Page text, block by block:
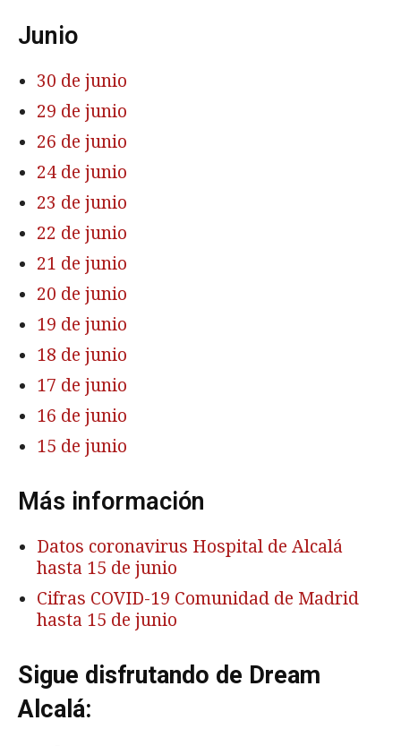
Junio
30 de junio
29 de junio
26 de junio
24 de junio
23 de junio
22 de junio
21 de junio
20 de junio
19 de junio
18 de junio
17 de junio
16 de junio
15 de junio
Más información
Datos coronavirus Hospital de Alcalá
hasta 15 de junio
Cifras COVID-19 Comunidad de Madrid
hasta 15 de junio
Sigue disfrutando de Dream
Alcalá: